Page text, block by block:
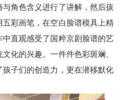
角色含义进行了讲解，然后孩
彩画笔，在空白脸谱模具上精
直观感受了国粹京剧脸谱的艺
化的兴趣。一件件色彩斑斓、
子们的创造力，更在潜移默化